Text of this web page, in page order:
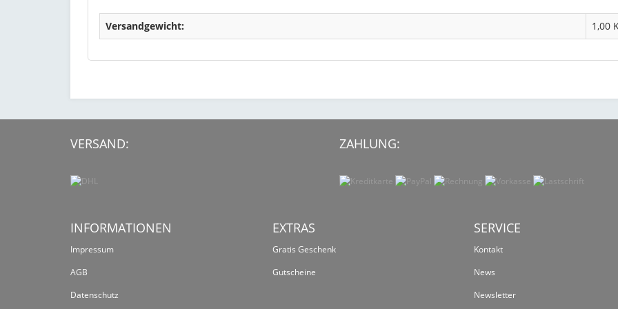
Versandgewicht: 1,00
VERSAND: ZAHLUNG:
INFORMATIONEN
Impressum
AGB
Datenschutz
EXTRAS
Gratis Geschenk
Gutscheine
SERVICE
Kontakt
News
Newsletter